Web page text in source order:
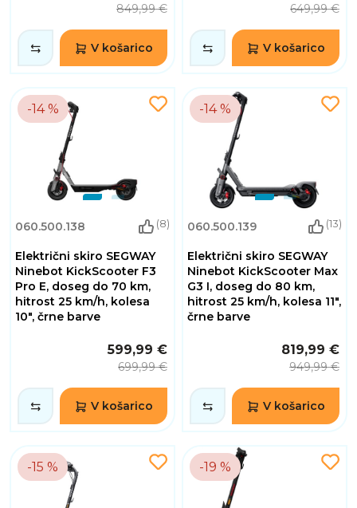
849,99 €
V košarico
649,99 €
V košarico
-14 %
060.500.138 (8)
Električni skiro SEGWAY
Ninebot KickScooter F3
Pro E, doseg do 70 km,
hitrost 25 km/h, kolesa
10", črne barve
599,99 €
699,99 €
V košarico
-14 %
060.500.139 (13)
Električni skiro SEGWAY
Ninebot KickScooter Max
G3 I, doseg do 80 km,
hitrost 25 km/h, kolesa 11",
črne barve
819,99 €
949,99 €
V košarico
-15 % -19 %